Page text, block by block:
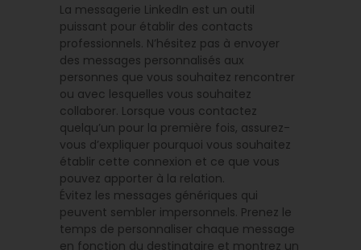
La messagerie LinkedIn est un outil
puissant pour établir des contacts
professionnels. N’hésitez pas à envoyer
des messages personnalisés aux
personnes que vous souhaitez rencontrer
ou avec lesquelles vous souhaitez
collaborer. Lorsque vous contactez
quelqu’un pour la première fois, assurez-
vous d’expliquer pourquoi vous souhaitez
établir cette connexion et ce que vous
pouvez apporter à la relation.
Évitez les messages génériques qui
peuvent sembler impersonnels. Prenez le
temps de personnaliser chaque message
en fonction du destinataire et montrez un